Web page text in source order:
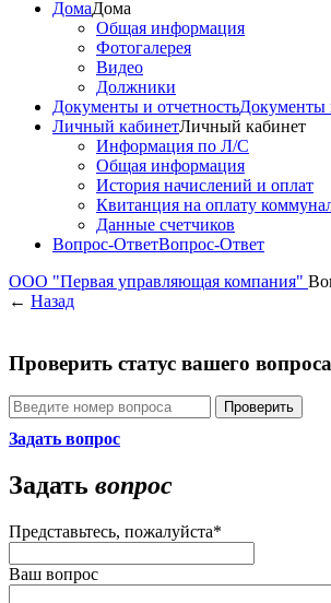
ДомаДома
Общая информация
Фотогалерея
Видео
Должники
Документы и отчетностьДокументы
Личный кабинетЛичный кабинет
Информация по Л/С
Общая информация
История начислений и оплат
Квитанция на оплату
Данные счетчиков
Вопрос-ОтветВопрос-Ответ
ООО "Первая управляющая компания"
← Назад
Проверить статус вашего вопроса
Проверить
Задать вопрос
Задать вопрос
Представьтесь, пожалуйста*
Ваш вопрос